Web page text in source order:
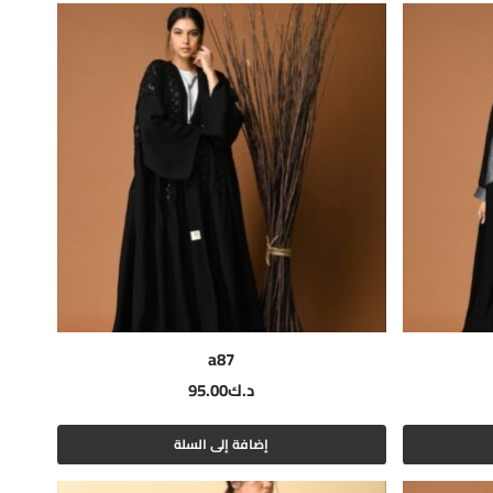
a87
د.ك95.00
إضافة إلى السلة